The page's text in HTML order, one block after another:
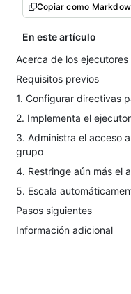
Copiar como
En este artículo
Acerca de los
Requisitos previos
1. Configurar directivas
2. Implementa el
3. Administra el acceso
grupo
4. Restringe aún más el
5. Escala
Pasos siguientes
Información adicional